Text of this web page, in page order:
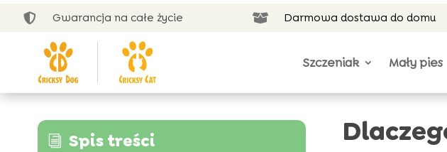
 Gwarancja na całe życie  Darmowa dostawa do domu
Szczeniak Mały pies
i Spis treści